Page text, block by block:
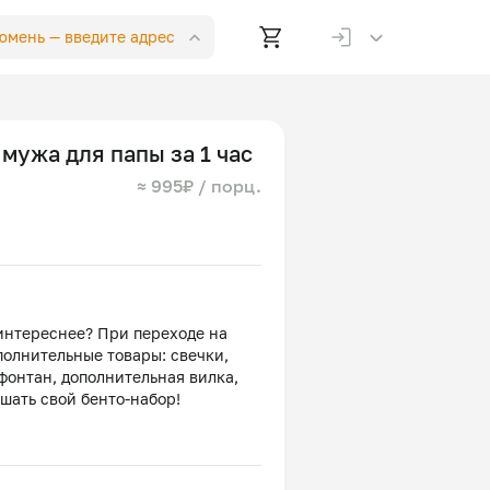
— введите адрес
для папы за 1 час
≈ 995₽ / порц.
При переходе на
товары: свечки,
дополнительная вилка,
свой бенто-набор!
мука, молоко, растительное
крахмал, творожный сыр,